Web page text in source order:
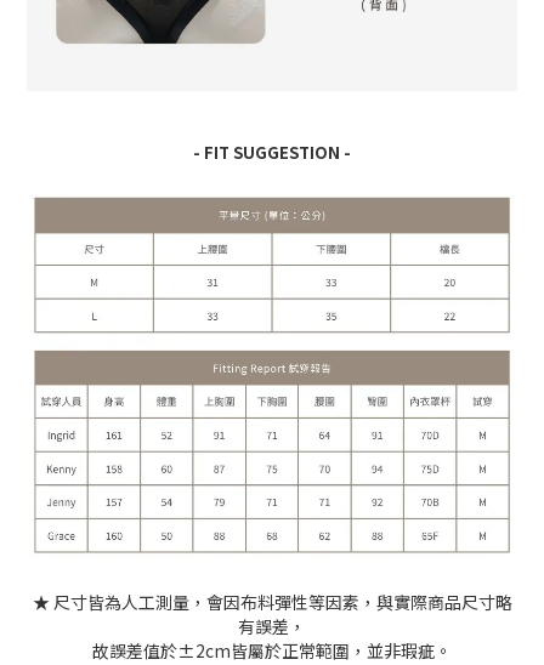
- FIT SUGGESTION -
★ 尺寸皆為人工測量，會因布料彈性等因素，與實際商品尺寸略
有誤差，
故誤差值於±2cm皆屬於正常範圍，並非瑕疵。